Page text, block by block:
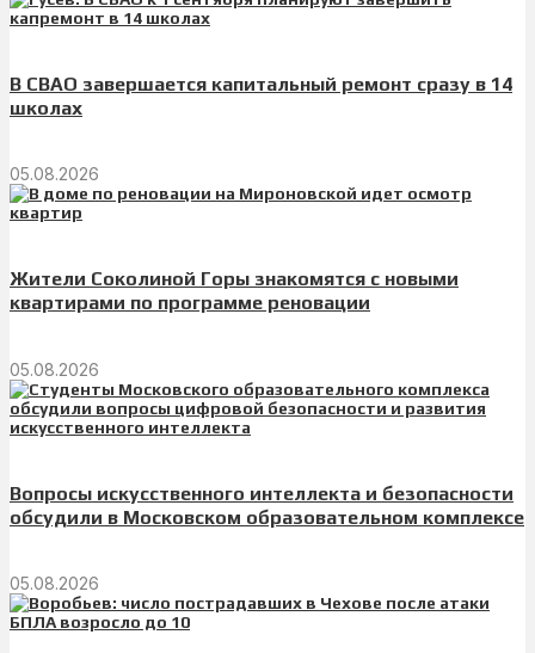
В СВАО завершается капитальный ремонт сразу в 14
школах
05.08.2026
Жители Соколиной Горы знакомятся с новыми
квартирами по программе реновации
05.08.2026
Вопросы искусственного интеллекта и безопасности
обсудили в Московском образовательном комплексе
05.08.2026